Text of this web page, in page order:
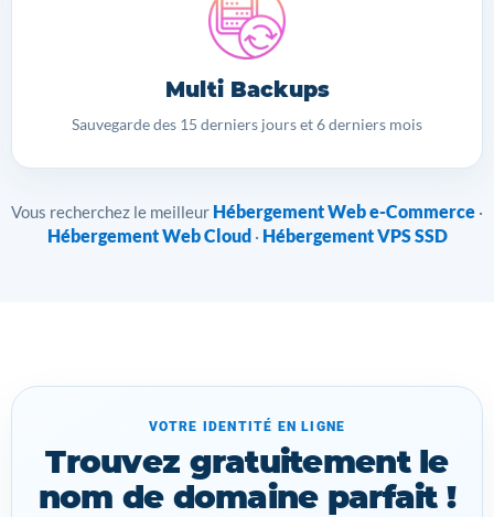
Multi Backups
Sauvegarde des 15 derniers jours et 6 derniers mois
Vous recherchez le meilleur Hébergement Web e-Commerce ·
Hébergement Web Cloud · Hébergement VPS SSD
VOTRE IDENTITÉ EN LIGNE
Trouvez gratuitement le
nom de domaine parfait !